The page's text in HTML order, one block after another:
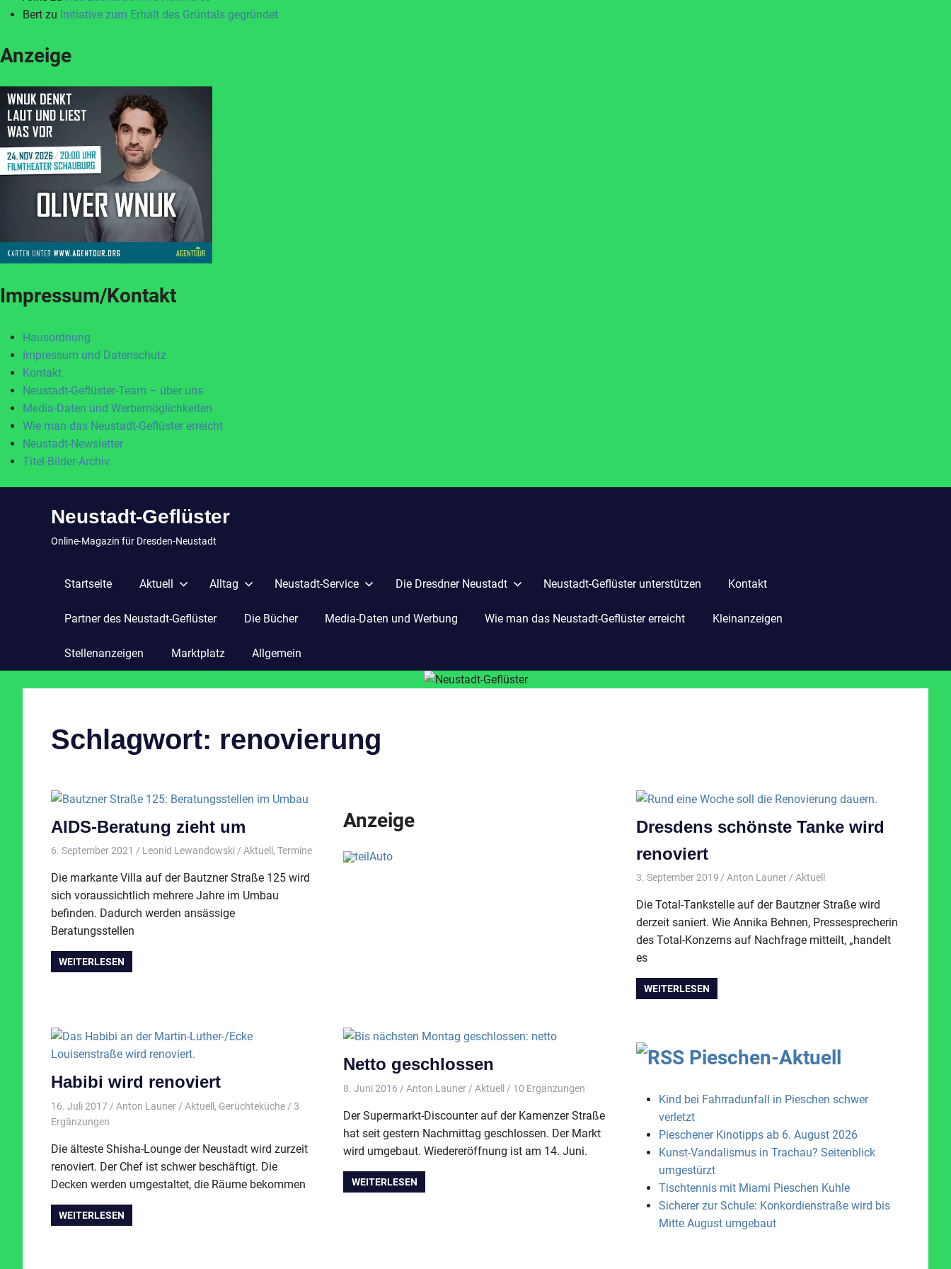
Bert zu Initiative zum Erhalt des Grüntals gegründet
Anzeige
Impressum/Kontakt
Hausordnung
Impressum und Datenschutz
Kontakt
Neustadt-Geflüster-Team – über uns
Media-Daten und Werbemöglichkeiten
Wie man das Neustadt-Geflüster erreicht
Neustadt-Newsletter
Titel-Bilder-Archiv
Neustadt-Geflüster
Online-Magazin für Dresden-Neustadt
Startseite Aktuell Alltag Neustadt-Service Die Dresdner Neustadt Neustadt-Geflüster unterstützen Kontakt
Partner des Neustadt-Geflüster Die Bücher Media-Daten und Werbung Wie man das Neustadt-Geflüster erreicht Kleinanzeigen
Stellenanzeigen Marktplatz Allgemein
Schlagwort: renovierung
AIDS-Beratung zieht um
6. September 2021 Leonid Lewandowski Aktuell , Termine
Die markante Villa auf der Bautzner Straße 125 wird
sich voraussichtlich mehrere Jahre im Umbau
befinden. Dadurch werden ansässige
Beratungsstellen
WEITERLESEN
Anzeige
Dresdens schönste Tanke wird
renoviert
3. September 2019 Anton Launer Aktuell
Die Total-Tankstelle auf der Bautzner Straße wird
derzeit saniert. Wie Annika Behnen, Pressesprecherin
des Total-Konzerns auf Nachfrage mitteilt, „handelt
es
WEITERLESEN
Habibi wird renoviert
16. Juli 2017 Anton Launer Aktuell , Gerüchteküche/ 3
Ergänzungen
Die älteste Shisha-Lounge der Neustadt wird zurzeit
renoviert. Der Chef ist schwer beschäftigt. Die
Decken werden umgestaltet, die Räume bekommen
WEITERLESEN
Netto geschlossen
8. Juni 2016 Anton Launer Aktuell / 10 Ergänzungen
Der Supermarkt-Discounter auf der Kamenzer Straße
hat seit gestern Nachmittag geschlossen. Der Markt
wird umgebaut. Wiedereröffnung ist am 14. Juni.
WEITERLESEN
Pieschen-Aktuell
Kind bei Fahrradunfall in Pieschen schwer
verletzt
Pieschener Kinotipps ab 6. August 2026
Kunst-Vandalismus in Trachau? Seitenblick
umgestürzt
Tischtennis mit Miami Pieschen Kuhle
Sicherer zur Schule: Konkordienstraße wird bis
Mitte August umgebaut